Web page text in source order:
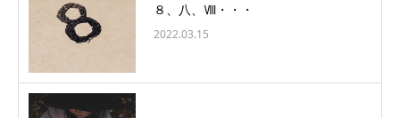
８、八、Ⅷ・・・
2022.03.15